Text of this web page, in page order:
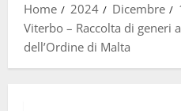
Home
2024 Dicembre
Viterbo – Raccolta di generi
dell’Ordine di Malta